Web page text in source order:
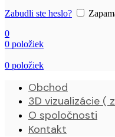
Zabudli ste heslo?
0
0 položiek
0 položiek
Obchod
3D vizualizácie (
O spoločnosti
Kontakt